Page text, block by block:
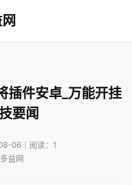
插件安卓_万能开挂
要闻
06｜阅读：1
益网